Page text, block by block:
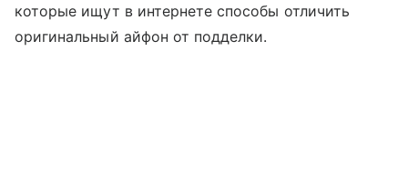
которые ищут в интернете способы отличить
оригинальный айфон от подделки.